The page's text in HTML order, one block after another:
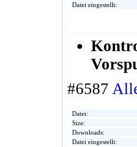
Datei eingestellt:
#6587
Datei:
Size:
Downloads:
Datei eingestellt: